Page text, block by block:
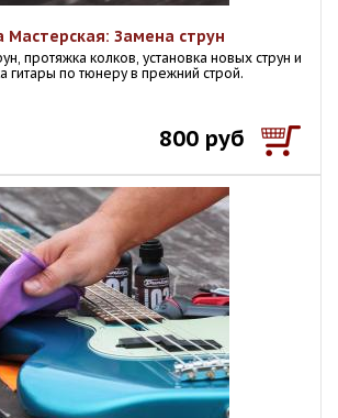
Мастерская: Замена струн
протяжка колков, установка новых струн и
гитары по тюнеру в прежний строй.
800 руб